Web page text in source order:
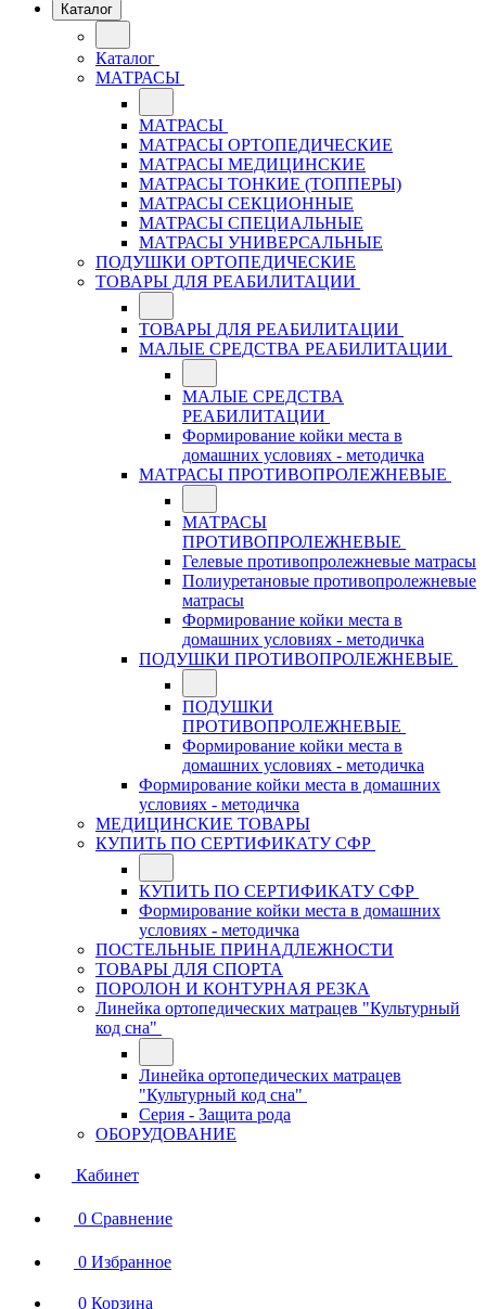
Каталог
Каталог
МАТРАСЫ
МАТРАСЫ
МАТРАСЫ ОРТОПЕДИЧЕСКИЕ
МАТРАСЫ МЕДИЦИНСКИЕ
МАТРАСЫ ТОНКИЕ (ТОППЕРЫ)
МАТРАСЫ СЕКЦИОННЫЕ
МАТРАСЫ СПЕЦИАЛЬНЫЕ
МАТРАСЫ УНИВЕРСАЛЬНЫЕ
ПОДУШКИ ОРТОПЕДИЧЕСКИЕ
ТОВАРЫ ДЛЯ РЕАБИЛИТАЦИИ
ТОВАРЫ ДЛЯ РЕАБИЛИТАЦИИ
МАЛЫЕ СРЕДСТВА РЕАБИЛИТАЦИИ
МАЛЫЕ СРЕДСТВА
РЕАБИЛИТАЦИИ
Формирование койки места в
домашних условиях - методичка
МАТРАСЫ ПРОТИВОПРОЛЕЖНЕВЫЕ
МАТРАСЫ
ПРОТИВОПРОЛЕЖНЕВЫЕ
Гелевые противопролежневые матрасы
Полиуретановые противопролежневые
матрасы
Формирование койки места в
домашних условиях - методичка
ПОДУШКИ ПРОТИВОПРОЛЕЖНЕВЫЕ
ПОДУШКИ
ПРОТИВОПРОЛЕЖНЕВЫЕ
Формирование койки места в
домашних условиях - методичка
Формирование койки места в домашних
условиях - методичка
МЕДИЦИНСКИЕ ТОВАРЫ
КУПИТЬ ПО СЕРТИФИКАТУ СФР
КУПИТЬ ПО СЕРТИФИКАТУ СФР
Формирование койки места в домашних
условиях - методичка
ПОСТЕЛЬНЫЕ ПРИНАДЛЕЖНОСТИ
ТОВАРЫ ДЛЯ СПОРТА
ПОРОЛОН И КОНТУРНАЯ РЕЗКА
Линейка ортопедических матрацев "Культурный
код сна"
Линейка ортопедических матрацев
"Культурный код сна"
Серия - Защита рода
ОБОРУДОВАНИЕ
Кабинет
0 Сравнение
0 Избранное
0 Корзина